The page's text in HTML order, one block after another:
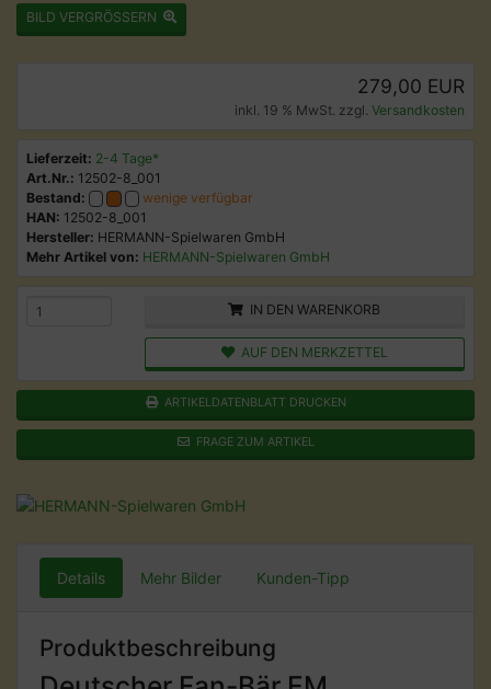
BILD VERGRÖSSERN
279,00 EUR
inkl. 19 % MwSt. zzgl. Versandkosten
Lieferzeit: 2-4 Tage*
Art.Nr.: 12502-8_001
Bestand:
wenige verfügbar
HAN: 12502-8_001
Hersteller: HERMANN-Spielwaren GmbH
Mehr Artikel von: HERMANN-Spielwaren GmbH
IN DEN WARENKORB
AUF DEN MERKZETTEL
ARTIKELDATENBLATT DRUCKEN
FRAGE ZUM ARTIKEL
Details Mehr Bilder Kunden-Tipp
Produktbeschreibung